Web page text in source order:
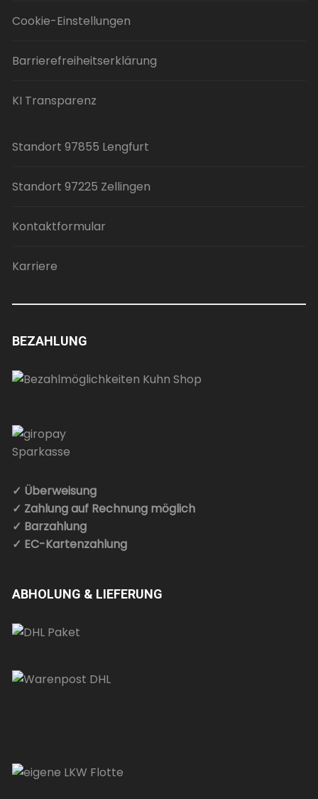
Cookie-Einstellungen
Barrierefreiheitserklärung
KI Transparenz
Standort 97855 Lengfurt
Standort 97225 Zellingen
Kontaktformular
Karriere
BEZAHLUNG
✓ Überweisung
✓ Zahlung auf Rechnung möglich
✓ Barzahlung
✓ EC-Kartenzahlung
ABHOLUNG & LIEFERUNG